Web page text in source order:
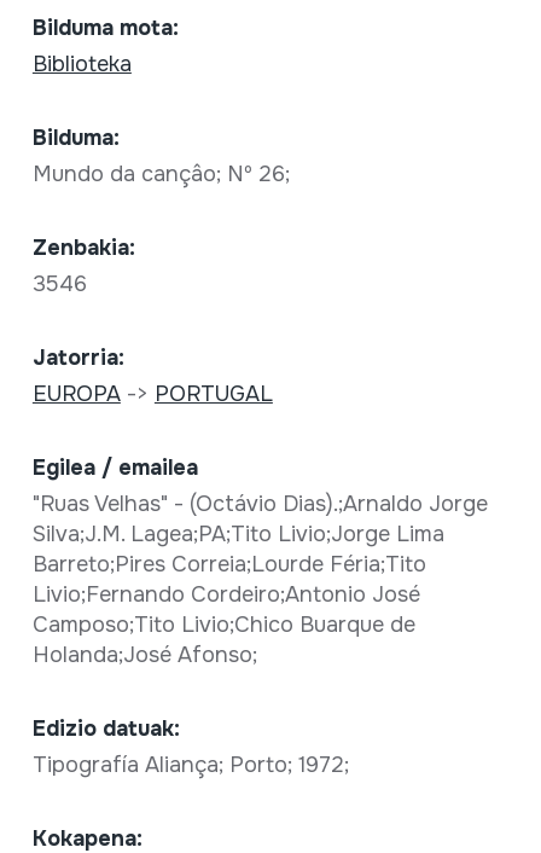
Bilduma mota:
Biblioteka
Bilduma:
Mundo da cançâo; Nº 26;
Zenbakia:
3546
Jatorria:
EUROPA-> PORTUGAL
Egilea / emailea
"Ruas Velhas" - (Octávio Dias).;Arnaldo Jorge
Silva;J.M. Lagea;PA;Tito Livio;Jorge Lima
Barreto;Pires Correia;Lourde Féria;Tito
Livio;Fernando Cordeiro;Antonio José
Camposo;Tito Livio;Chico Buarque de
Holanda;José Afonso;
Edizio datuak:
Tipografía Aliança; Porto; 1972;
Kokapena: